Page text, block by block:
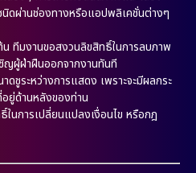
ดผ่านช่องทางหรือแอปพลิเคชั่นต่างๆ
ทีมงานขอสงวนลิขสิทธิ์ในการลบภาพ
ญผู้ฝ่าฝืนออกจากงานทันที
ชูระหว่างการแสดง เพราะจะมีผลกระ
ยู่ด้านหลังของท่าน
นการเปลี่ยนแปลงเงื่อนไข หรือกฎ